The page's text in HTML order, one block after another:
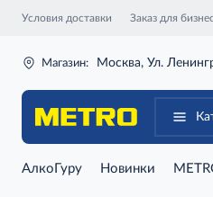
Условия доставки Заказ для
Магазин: Москва, Ул.
АлкоГуру Новинки